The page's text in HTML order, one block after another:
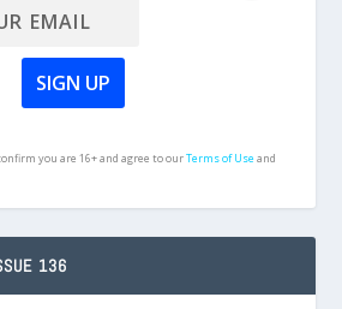
you are 16+ and agree to ourTerms of Useand
136